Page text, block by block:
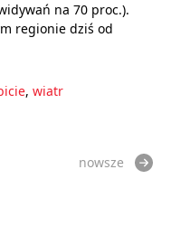
na 70 proc.).
regionie dziś od
, wiatr
nowsze